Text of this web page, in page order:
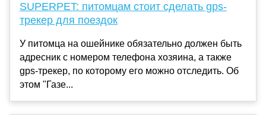
SUPERPET: питомцам стоит сделать gps-
трекер для поездок
У питомца на ошейнике обязательно должен быть
адресник с номером телефона хозяина, а также
gps-трекер, по которому его можно отследить. Об
этом "Газе...